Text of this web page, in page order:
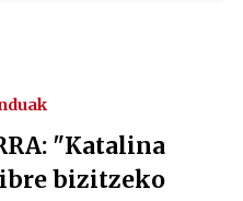
"Katalina
bizitzeko